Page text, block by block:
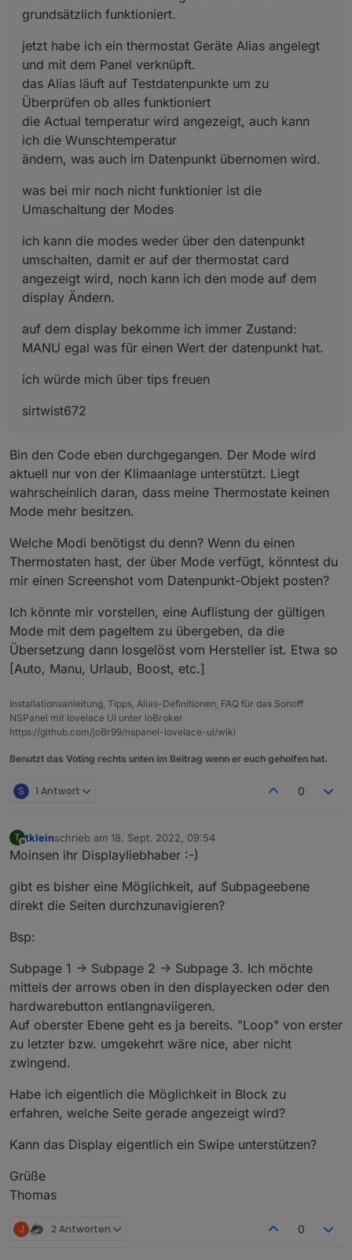
sirtwist672
grundsätzlich funktioniert.
jetzt habe ich ein thermostat Geräte Alias angelegt
und mit dem Panel verknüpft.
das Alias läuft auf Testdatenpunkte um zu
Überprüfen ob alles funktioniert
die Actual temperatur wird angezeigt, auch kann
ich die Wunschtemperatur
ändern, was auch im Datenpunkt übernomen wird.
was bei mir noch nicht funktionier ist die
Umaschaltung der Modes
ich kann die modes weder über den datenpunkt
umschalten, damit er auf der thermostat card
angezeigt wird, noch kann ich den mode auf dem
display Ändern.
auf dem display bekomme ich immer Zustand:
MANU egal was für einen Wert der datenpunkt hat.
ich würde mich über tips freuen
sirtwist672
Bin den Code eben durchgegangen. Der Mode wird
aktuell nur von der Klimaanlage unterstützt. Liegt
wahrscheinlich daran, dass meine Thermostate keinen
Mode mehr besitzen.
Welche Modi benötigst du denn? Wenn du einen
Thermostaten hast, der über Mode verfügt, könntest du
mir einen Screenshot vom Datenpunkt-Objekt posten?
Ich könnte mir vorstellen, eine Auflistung der gültigen
Mode mit dem pageItem zu übergeben, da die
Übersetzung dann losgelöst vom Hersteller ist. Etwa so
[Auto, Manu, Urlaub, Boost, etc.]
Installationsanleitung, Tipps, Alias-Definitionen, FAQ für das Sonoff
NSPanel mit lovelace UI unter ioBroker
https://github.com/joBr99/nspanel-lovelace-ui/wiki
Benutzt das Voting rechts unten im Beitrag wenn er euch geholfen hat.
S 1 Antwort 0
T
Offline
tkleinschrieb am 18. Sept. 2022, 09:54
zuletzt editiert von
Moinsen ihr Displayliebhaber :-)
gibt es bisher eine Möglichkeit, auf Subpageebene
direkt die Seiten durchzunavigieren?
Bsp:
Subpage 1 -> Subpage 2 -> Subpage 3. Ich möchte
mittels der arrows oben in den displayecken oder den
hardwarebutton entlangnaviigeren.
Auf oberster Ebene geht es ja bereits. "Loop" von erster
zu letzter bzw. umgekehrt wäre nice, aber nicht
zwingend.
Habe ich eigentlich die Möglichkeit in Block zu
erfahren, welche Seite gerade angezeigt wird?
Kann das Display eigentlich ein Swipe unterstützen?
Grüße
Thomas
J 2 Antworten 0